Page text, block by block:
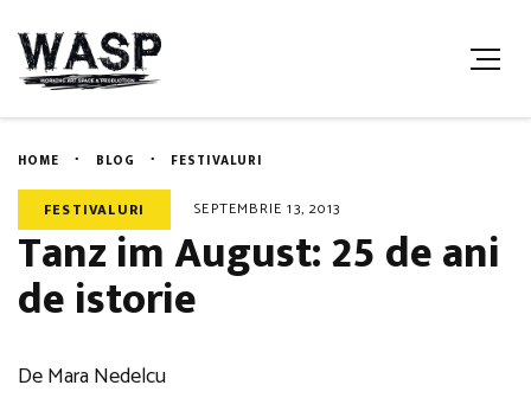
HOME BLOG FESTIVALURI
FESTIVALURI SEPTEMBRIE 13, 2013
Tanz im August: 25 de ani
de istorie
De Mara Nedelcu